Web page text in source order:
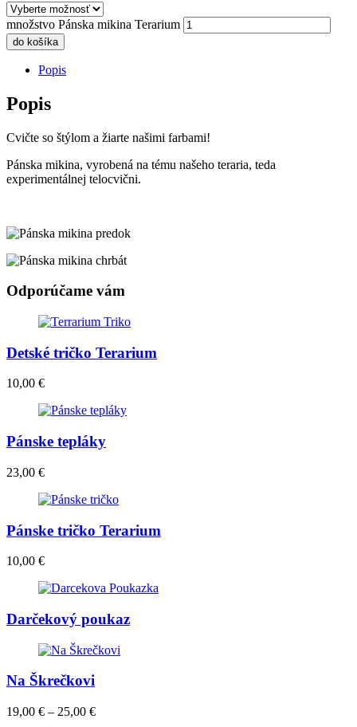
množstvo Pánska mikina Terarium
do košíka
Popis
Popis
Cvičte so štýlom a žiarte našimi farbami!
Pánska mikina, vyrobená na tému našeho teraria, teda
experimentálnej telocvični.
Odporúčame vám
Detské tričko Terarium
10,00 €
Pánske tepláky
23,00 €
Pánske tričko Terarium
10,00 €
Darčekový poukaz
Na Škrečkovi
19,00 € – 25,00 €